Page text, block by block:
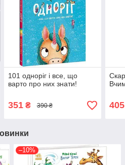
101 одноріг і все, що
варто про них знати!
351₴ 390 ₴ 405
–10%